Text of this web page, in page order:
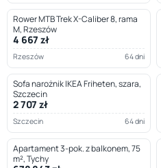
Rower MTB Trek X-Caliber 8, rama
M, Rzeszów
4 667 zł
Rzeszów 64 dni
Sofa narożnik IKEA Friheten, szara,
Szczecin
2 707 zł
Szczecin 64 dni
Apartament 3-pok. z balkonem, 75
m², Tychy